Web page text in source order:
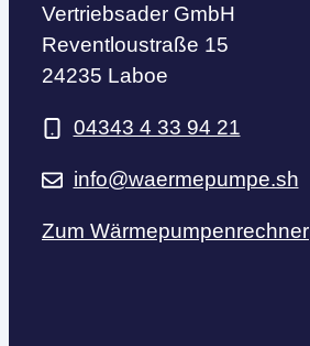
Vertriebsader GmbH
Reventloustraße 15
24235 Laboe
04343 4 33 94 21
info@waermepumpe.sh
Zum Wärmepumpenrechner